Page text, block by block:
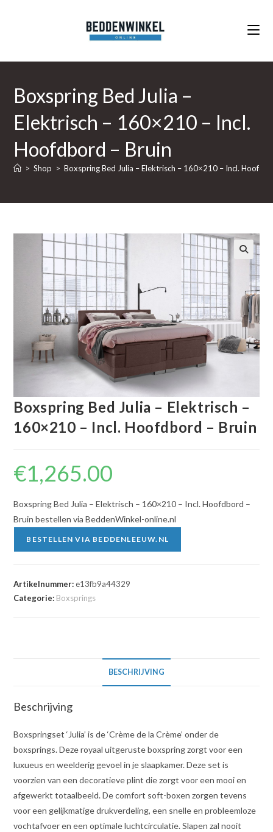
Boxspring Bed Julia –
Elektrisch – 160×210 – Incl.
Hoofdbord – Bruin
> Shop > Boxspring Bed Julia – Elektrisch – 160×210 – Incl.
Boxspring Bed Julia – Elektrisch –
160×210 – Incl. Hoofdbord – Bruin
€1,265.00
Boxspring Bed Julia – Elektrisch – 160×210 – Incl. Hoofdbord –
Bruin bestellen via BeddenWinkel-online.nl
BESTELLEN VIA BEDDENLEEUW.NL
Artikelnummer:e13fb9a44329
Categorie: Boxsprings
BESCHRIJVING
Beschrijving
Boxspringset ‘Julia’ is de ‘Crème de la Crème’ onder de
boxsprings. Deze royaal uitgeruste boxspring zorgt voor een
luxueus en weelderig gevoel in je slaapkamer. Deze set is
voorzien van een decoratieve plint die zorgt voor een mooi en
afgewerkt totaalbeeld. De comfort soft-boxen zorgen tevens
voor een gelijkmatige drukverdeling, een snelle en probleemloze
vochtafvoer en een optimale luchtcirculatie. Slapen zal nooit